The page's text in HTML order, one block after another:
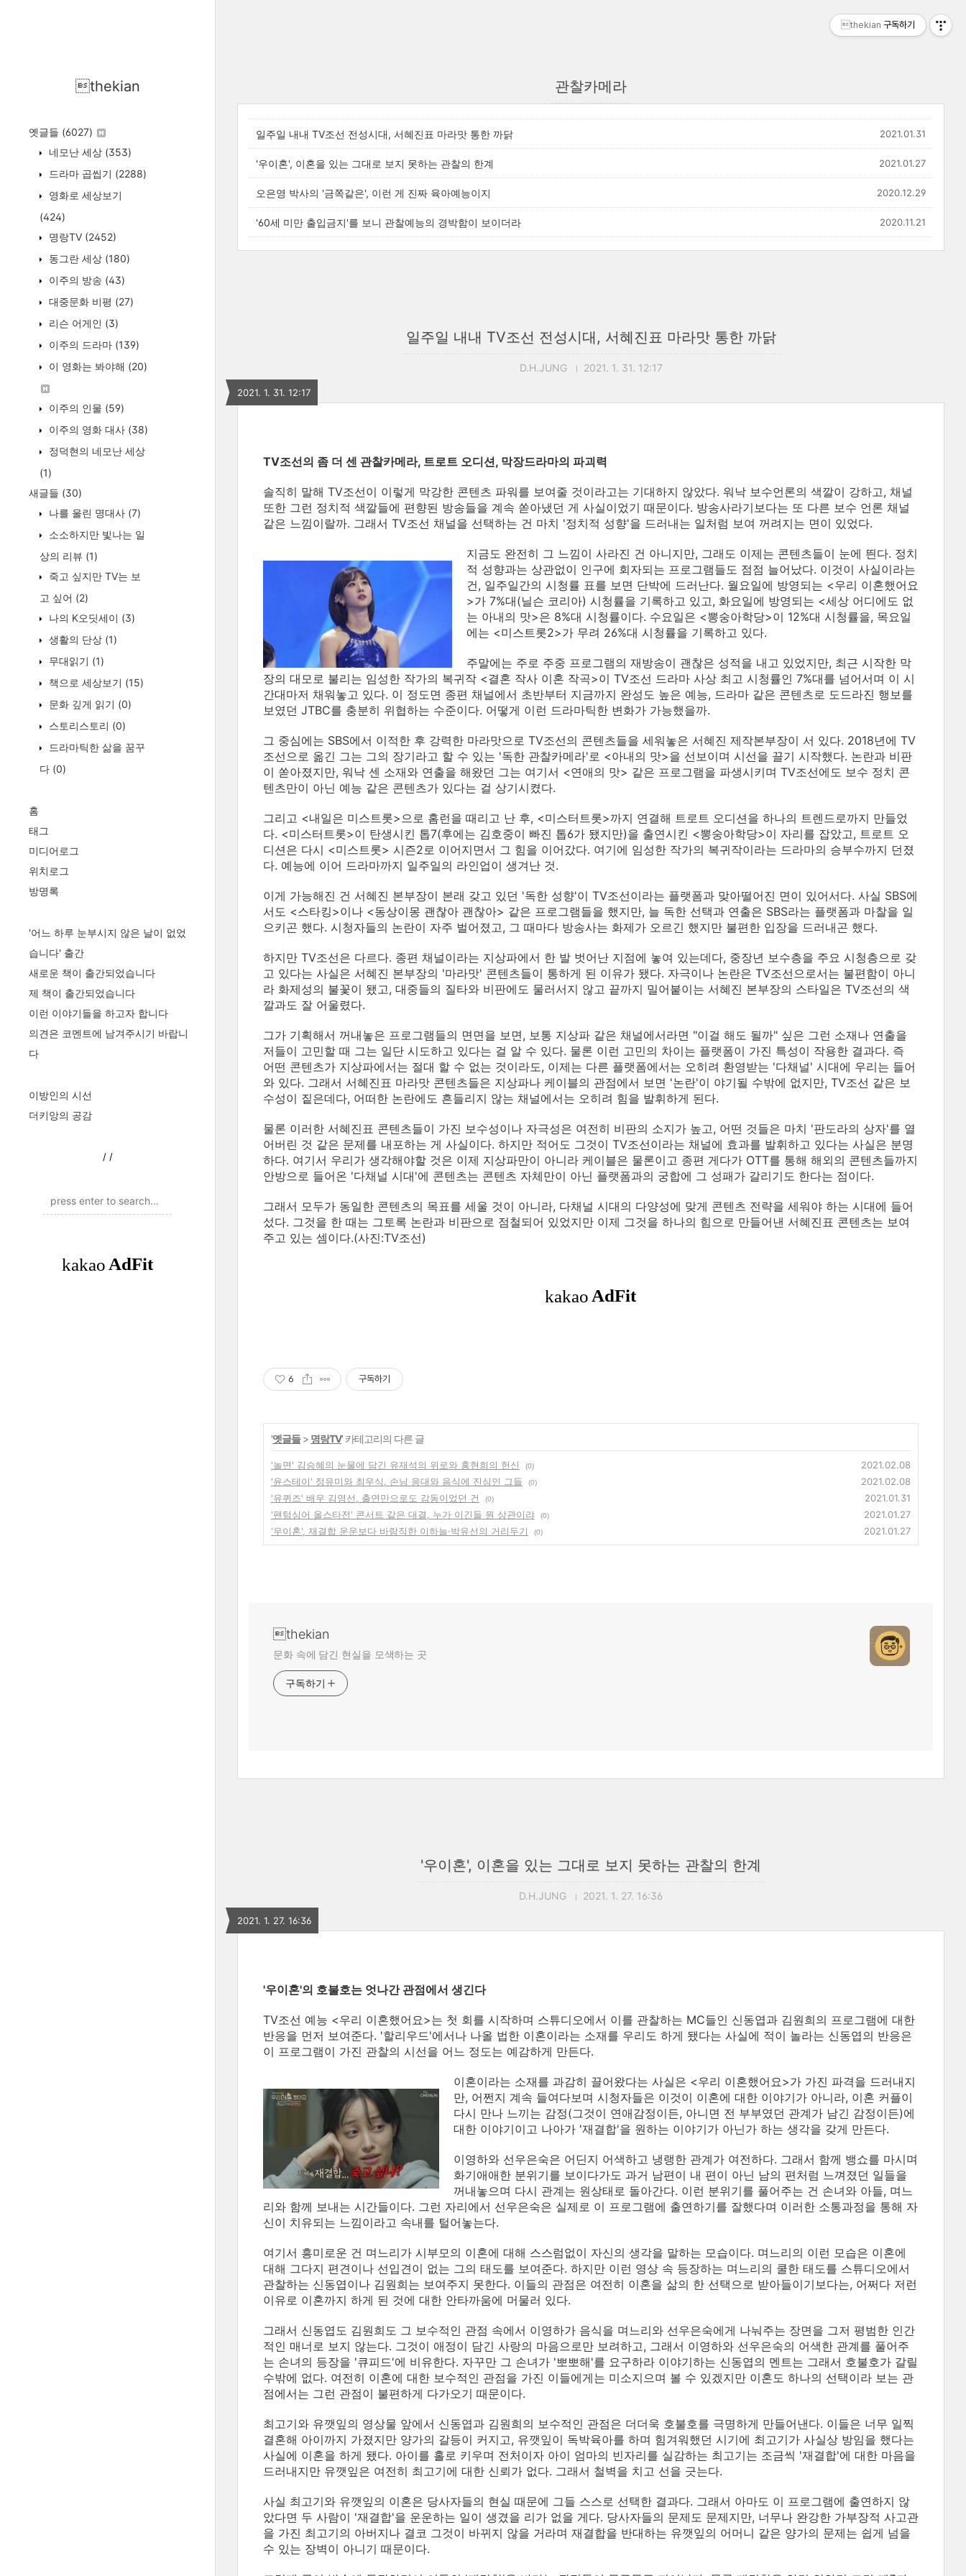
thekian
옛글들 (6027)
네모난 세상 (353)
드라마 곱씹기 (2288)
영화로 세상보기
(424)
명랑TV (2452)
동그란 세상 (180)
이주의 방송 (43)
대중문화 비평 (27)
리슨 어게인 (3)
이주의 드라마 (139)
이 영화는 봐야해 (20)
이주의 인물 (59)
이주의 영화 대사 (38)
정덕현의 네모난 세상
(1)
새글들 (30)
나를 울린 명대사 (7)
소소하지만 빛나는 일
상의 리뷰 (1)
죽고 싶지만 TV는 보
고 싶어 (2)
나의 K오딧세이 (3)
생활의 단상 (1)
무대읽기 (1)
책으로 세상보기 (15)
문화 깊게 읽기 (0)
스토리스토리 (0)
드라마틱한 삶을 꿈꾸
다 (0)
홈
태그
미디어로그
위치로그
방명록
'어느 하루 눈부시지 않은 날이 없었
습니다' 출간
새로운 책이 출간되었습니다
제 책이 출간되었습니다
이런 이야기들을 하고자 합니다
의견은 코멘트에 남겨주시기 바랍니
다
이방인의 시선
더키앙의 공감
/ /
관찰카메라
일주일 내내 TV조선 전성시대, 서혜진표 마라맛 통한 까닭 2021.01.31
'우이혼', 이혼을 있는 그대로 보지 못하는 관찰의 한계 2021.01.27
오은영 박사의 '금쪽같은', 이런 게 진짜 육아예능이지 2020.12.29
'60세 미만 출입금지'를 보니 관찰예능의 경박함이 보이더라 2020.11.21
일주일 내내 TV조선 전성시대, 서혜진표 마라맛 통한 까닭
D.H.JUNG 2021. 1. 31. 12:17
2021. 1. 31. 12:17
TV조선의 좀 더 센 관찰카메라, 트로트 오디션, 막장드라마의 파괴력
솔직히 말해 TV조선이 이렇게 막강한 콘텐츠 파워를 보여줄 것이라고는 기대하지 않았다. 워낙 보수언론의 색깔이 강하고, 채널
또한 그런 정치적 색깔들에 편향된 방송들을 계속 쏟아냈던 게 사실이었기 때문이다. 방송사라기보다는 또 다른 보수 언론 채널
같은 느낌이랄까. 그래서 TV조선 채널을 선택하는 건 마치 '정치적 성향'을 드러내는 일처럼 보여 꺼려지는 면이 있었다.
지금도 완전히 그 느낌이 사라진 건 아니지만, 그래도 이제는 콘텐츠들이 눈에 띈다. 정치
적 성향과는 상관없이 인구에 회자되는 프로그램들도 점점 늘어났다. 이것이 사실이라는
건, 일주일간의 시청률 표를 보면 단박에 드러난다. 월요일에 방영되는 <우리 이혼했어요
>가 7%대(닐슨 코리아) 시청률을 기록하고 있고, 화요일에 방영되는 <세상 어디에도 없
는 아내의 맛>은 8%대 시청률이다. 수요일은 <뽕숭아학당>이 12%대 시청률을, 목요일
에는 <미스트롯2>가 무려 26%대 시청률을 기록하고 있다.
주말에는 주로 주중 프로그램의 재방송이 괜찮은 성적을 내고 있었지만, 최근 시작한 막
장의 대모로 불리는 임성한 작가의 복귀작 <결혼 작사 이혼 작곡>이 TV조선 드라마 사상 최고 시청률인 7%대를 넘어서며 이 시
간대마저 채워놓고 있다. 이 정도면 종편 채널에서 초반부터 지금까지 완성도 높은 예능, 드라마 같은 콘텐츠로 도드라진 행보를
보였던 JTBC를 충분히 위협하는 수준이다. 어떻게 이런 드라마틱한 변화가 가능했을까.
그 중심에는 SBS에서 이적한 후 강력한 마라맛으로 TV조선의 콘텐츠들을 세워놓은 서혜진 제작본부장이 서 있다. 2018년에 TV
조선으로 옮긴 그는 그의 장기라고 할 수 있는 '독한 관찰카메라'로 <아내의 맛>을 선보이며 시선을 끌기 시작했다. 논란과 비판
이 쏟아졌지만, 워낙 센 소재와 연출을 해왔던 그는 여기서 <연애의 맛> 같은 프로그램을 파생시키며 TV조선에도 보수 정치 콘
텐츠만이 아닌 예능 같은 콘텐츠가 있다는 걸 상기시켰다.
그리고 <내일은 미스트롯>으로 홈런을 때리고 난 후, <미스터트롯>까지 연결해 트로트 오디션을 하나의 트렌드로까지 만들었
다. <미스터트롯>이 탄생시킨 톱7(후에는 김호중이 빠진 톱6가 됐지만)을 출연시킨 <뽕숭아학당>이 자리를 잡았고, 트로트 오
디션은 다시 <미스트롯> 시즌2로 이어지면서 그 힘을 이어갔다. 여기에 임성한 작가의 복귀작이라는 드라마의 승부수까지 던졌
다. 예능에 이어 드라마까지 일주일의 라인업이 생겨난 것.
이게 가능해진 건 서혜진 본부장이 본래 갖고 있던 '독한 성향'이 TV조선이라는 플랫폼과 맞아떨어진 면이 있어서다. 사실 SBS에
서도 <스타킹>이나 <동상이몽 괜찮아 괜찮아> 같은 프로그램들을 했지만, 늘 독한 선택과 연출은 SBS라는 플랫폼과 마찰을 일
으키곤 했다. 시청자들의 논란이 자주 벌어졌고, 그 때마다 방송사는 화제가 오르긴 했지만 불편한 입장을 드러내곤 했다.
하지만 TV조선은 다르다. 종편 채널이라는 지상파에서 한 발 벗어난 지점에 놓여 있는데다, 중장년 보수층을 주요 시청층으로 갖
고 있다는 사실은 서혜진 본부장의 '마라맛' 콘텐츠들이 통하게 된 이유가 됐다. 자극이나 논란은 TV조선으로서는 불편함이 아니
라 화제성의 불꽃이 됐고, 대중들의 질타와 비판에도 물러서지 않고 끝까지 밀어붙이는 서혜진 본부장의 스타일은 TV조선의 색
깔과도 잘 어울렸다.
그가 기획해서 꺼내놓은 프로그램들의 면면을 보면, 보통 지상파 같은 채널에서라면 "이걸 해도 될까" 싶은 그런 소재나 연출을
저들이 고민할 때 그는 일단 시도하고 있다는 걸 알 수 있다. 물론 이런 고민의 차이는 플랫폼이 가진 특성이 작용한 결과다. 즉
어떤 콘텐츠가 지상파에서는 절대 할 수 없는 것이라도, 이제는 다른 플랫폼에서는 오히려 환영받는 '다채널' 시대에 우리는 들어
와 있다. 그래서 서혜진표 마라맛 콘텐츠들은 지상파나 케이블의 관점에서 보면 '논란'이 야기될 수밖에 없지만, TV조선 같은 보
수성이 짙은데다, 어떠한 논란에도 흔들리지 않는 채널에서는 오히려 힘을 발휘하게 된다.
물론 이러한 서혜진표 콘텐츠들이 가진 보수성이나 자극성은 여전히 비판의 소지가 높고, 어떤 것들은 마치 '판도라의 상자'를 열
어버린 것 같은 문제를 내포하는 게 사실이다. 하지만 적어도 그것이 TV조선이라는 채널에 효과를 발휘하고 있다는 사실은 분명
하다. 여기서 우리가 생각해야할 것은 이제 지상파만이 아니라 케이블은 물론이고 종편 게다가 OTT를 통해 해외의 콘텐츠들까지
안방으로 들어온 '다채널 시대'에 콘텐츠는 콘텐츠 자체만이 아닌 플랫폼과의 궁합에 그 성패가 갈리기도 한다는 점이다.
그래서 모두가 동일한 콘텐츠의 목표를 세울 것이 아니라, 다채널 시대의 다양성에 맞게 콘텐츠 전략을 세워야 하는 시대에 들어
섰다. 그것을 한 때는 그토록 논란과 비판으로 점철되어 있었지만 이제 그것을 하나의 힘으로 만들어낸 서혜진표 콘텐츠는 보여
주고 있는 셈이다.(사진:TV조선)
6 구독하기
'옛글들> 명랑TV' 카테고리의 다른 글
'놀면' 김승혜의 눈물에 담긴 유재석의 위로와 홍현희의 헌신 (0)
2021.02.08
'윤스테이' 정유미와 최우식, 손님 응대와 음식에 진심인 그들
(0)
2021.02.08
'유퀴즈' 배우 김영선, 출연만으로도 감동이었던 건
(0)
2021.01.31
'팬텀싱어 올스타전' 콘서트 같은 대결, 누가 이긴들 뭔 상관이랴
(0)
2021.01.27
'우이혼', 재결합 운운보다 바람직한 이하늘·박유선의 거리두기
(0) 2021.01.27
thekian
문화 속에 담긴 현실을 모색하는 곳
구독하기
'우이혼', 이혼을 있는 그대로 보지 못하는 관찰의 한계
D.H.JUNG 2021. 1. 27. 16:36
2021. 1. 27. 16:36
'우이혼'의 호불호는 엇나간 관점에서 생긴다
TV조선 예능 <우리 이혼했어요>는 첫 회를 시작하며 스튜디오에서 이를 관찰하는 MC들인 신동엽과 김원희의 프로그램에 대한
반응을 먼저 보여준다. '할리우드'에서나 나올 법한 이혼이라는 소재를 우리도 하게 됐다는 사실에 적이 놀라는 신동엽의 반응은
이 프로그램이 가진 관찰의 시선을 어느 정도는 예감하게 만든다.
이혼이라는 소재를 과감히 끌어왔다는 사실은 <우리 이혼했어요>가 가진 파격을 드러내지
만, 어쩐지 계속 들여다보며 시청자들은 이것이 이혼에 대한 이야기가 아니라, 이혼 커플이
다시 만나 느끼는 감정(그것이 연애감정이든, 아니면 전 부부였던 관계가 남긴 감정이든)에
대한 이야기이고 나아가 '재결합'을 원하는 이야기가 아닌가 하는 생각을 갖게 만든다.
이영하와 선우은숙은 어딘지 어색하고 냉랭한 관계가 여전하다. 그래서 함께 뱅쇼를 마시며
화기애애한 분위기를 보이다가도 과거 남편이 내 편이 아닌 남의 편처럼 느껴졌던 일들을
꺼내놓으며 다시 관계는 원상태로 돌아간다. 이런 분위기를 풀어주는 건 손녀와 아들, 며느
리와 함께 보내는 시간들이다. 그런 자리에서 선우은숙은 실제로 이 프로그램에 출연하기를 잘했다며 이러한 소통과정을 통해 자
신이 치유되는 느낌이라고 속내를 털어놓는다.
여기서 흥미로운 건 며느리가 시부모의 이혼에 대해 스스럼없이 자신의 생각을 말하는 모습이다. 며느리의 이런 모습은 이혼에
대해 그다지 편견이나 선입견이 없는 그의 태도를 보여준다. 하지만 이런 영상 속 등장하는 며느리의 쿨한 태도를 스튜디오에서
관찰하는 신동엽이나 김원희는 보여주지 못한다. 이들의 관점은 여전히 이혼을 삶의 한 선택으로 받아들이기보다는, 어쩌다 저런
이유로 이혼까지 하게 된 것에 대한 안타까움에 머물러 있다.
그래서 신동엽도 김원희도 그 보수적인 관점 속에서 이영하가 음식을 며느리와 선우은숙에게 나눠주는 장면을 그저 평범한 인간
적인 매너로 보지 않는다. 그것이 애정이 담긴 사랑의 마음으로만 보려하고, 그래서 이영하와 선우은숙의 어색한 관계를 풀어주
는 손녀의 등장을 '큐피드'에 비유한다. 자꾸만 그 손녀가 '뽀뽀해'를 요구하라 이야기하는 신동엽의 멘트는 그래서 호불호가 갈릴
수밖에 없다. 여전히 이혼에 대한 보수적인 관점을 가진 이들에게는 미소지으며 볼 수 있겠지만 이혼도 하나의 선택이라 보는 관
점에서는 그런 관점이 불편하게 다가오기 때문이다.
최고기와 유깻잎의 영상물 앞에서 신동엽과 김원희의 보수적인 관점은 더더욱 호불호를 극명하게 만들어낸다. 이들은 너무 일찍
결혼해 아이까지 가졌지만 양가의 갈등이 커지고, 유깻잎이 독박육아를 하며 힘겨워했던 시기에 최고기가 사실상 방임을 했다는
사실에 이혼을 하게 됐다. 아이를 홀로 키우며 전처이자 아이 엄마의 빈자리를 실감하는 최고기는 조금씩 '재결합'에 대한 마음을
드러내지만 유깻잎은 여전히 최고기에 대한 신뢰가 없다. 그래서 철벽을 치고 선을 긋는다.
사실 최고기와 유깻잎의 이혼은 당사자들의 현실 때문에 그들 스스로 선택한 결과다. 그래서 아마도 이 프로그램에 출연하지 않
았다면 두 사람이 '재결합'을 운운하는 일이 생겼을 리가 없을 게다. 당사자들의 문제도 문제지만, 너무나 완강한 가부장적 사고관
을 가진 최고기의 아버지나 결코 그것이 바뀌지 않을 거라며 재결합을 반대하는 유깻잎의 어머니 같은 양가의 문제는 쉽게 넘을
수 있는 장벽이 아니기 때문이다.
thekian 구독하기